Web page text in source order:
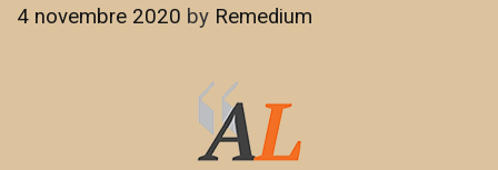
4 novembre 2020 by Remedium